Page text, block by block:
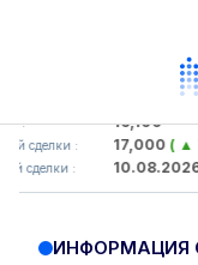
: 16,100
сделки : 17,000( ▲
сделки : 10.08.2026
ИНФОРМАЦИЯ